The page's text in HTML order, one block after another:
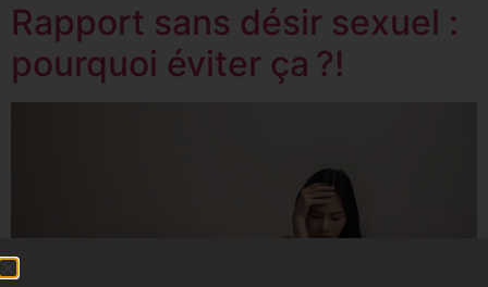
Rapport sans désir sexuel :
pourquoi éviter ça ?!